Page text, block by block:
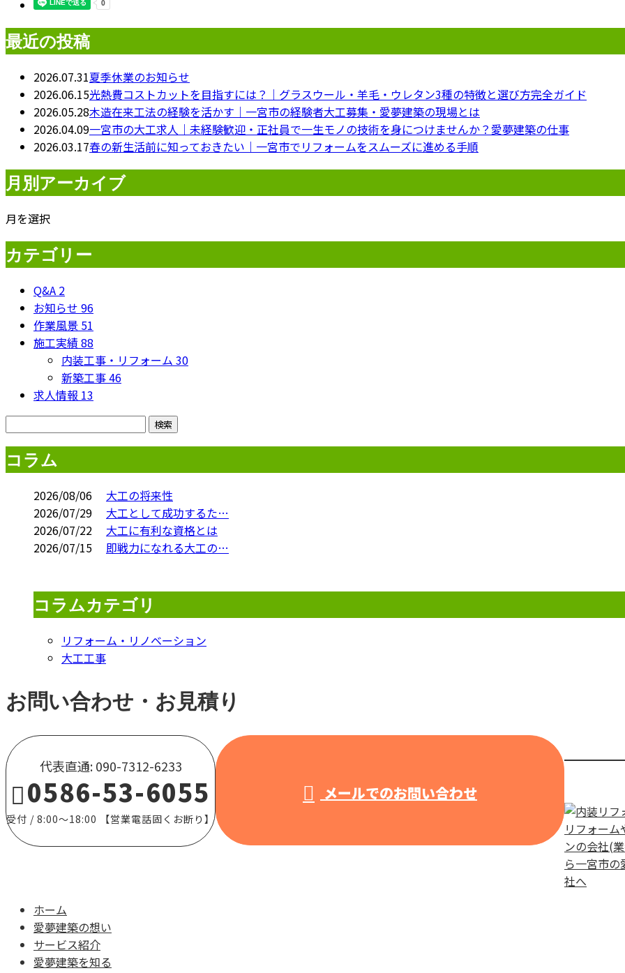
最近の投稿
2026.07.31夏季休業のお知らせ
2026.06.15光熱費コストカットを目指すには？｜グラスウール・羊毛・ウレタン3種の特徴と選び方完全ガイド
2026.05.28木造在来工法の経験を活かす｜一宮市の経験者大工募集・愛夢建築の現場とは
2026.04.09一宮市の大工求人｜未経験歓迎・正社員で一生モノの技術を身につけませんか？愛夢建築の仕事
2026.03.17春の新生活前に知っておきたい｜一宮市でリフォームをスムーズに進める手順
月別アーカイブ
月を選択
カテゴリー
Q&A 2
お知らせ 96
作業風景 51
施工実績88
内装工事・リフォーム 30
新築工事46
求人情報 13
コラム
2026/08/06
大工の将来性
2026/07/29
大工として成功するた…
2026/07/22
大工に有利な資格とは
2026/07/15
即戦力になれる大工の…
コラムカテゴリ
リフォーム・リノベーション
大工工事
お問い合わせ・お見積り
代表直通: 090-7312-6233
0586-53-6055
受付 / 8:00～18:00 【営業電話固くお断り】
メールでのお問い合わせ
ホーム
愛夢建築の想い
サービス紹介
愛夢建築を知る